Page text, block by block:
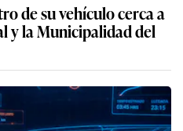
de su vehículo cerca a
y la Municipalidad del